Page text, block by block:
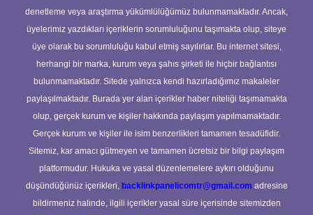
denetleme veya araştırma yükümlülüğümüz bulunmamaktadır. Ancak,
üyelerimiz yazdıkları içeriklerin sorumluluğunu taşımakta olup, siteye
üye olarak bu sorumluluğu kabul etmiş sayılırlar. Bu internet sitesi,
herhangi bir marka, kurum veya şahıs şirketi ile hiçbir bağlantısı
bulunmamaktadır. Sitede yalnızca kendi hazırladığımız makaleler
paylaşılmaktadır. Burada yer alan içerikler haber niteliği taşımamakta
olup, gerçek kurum ve kişiler hakkında paylaşım yapılmamaktadır.
Gerçek kurum ve kişiler ile isim benzerlikleri tamamen tesadüfidir.
Sitemiz, kar amacı gütmeyen ve tamamen ücretsiz bir bilgi paylaşım
platformudur. Hukuka ve yasal düzenlemelere aykırı olduğunu
düşündüğünüz içerikleri, backlinkpanelicomtr@gmail.com adresine
bildirmeniz halinde, ilgili içerikler yasal süre içerisinde sitemizden